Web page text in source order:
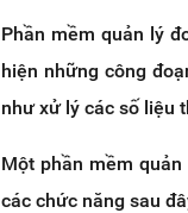
Phần mềm quản lý
hiện những công
như xử lý các số liệu
Một phần mềm
các chức năng sau